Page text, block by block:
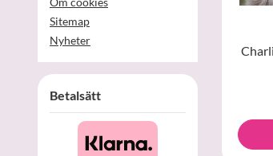
Sitemap
Nyheter
Betalsätt